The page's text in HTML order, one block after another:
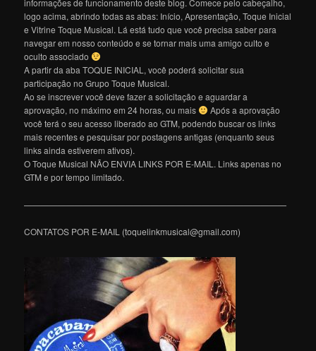
informações de funcionamento deste blog. Comece pelo cabeçalho,
logo acima, abrindo todas as abas: Início, Apresentação, Toque Inicial
e Vitrine Toque Musical. Lá está tudo que você precisa saber para
navegar em nosso conteúdo e se tornar mais uma amigo culto e
oculto associado
A partir da aba TOQUE INICIAL, você poderá solicitar sua
participação no Grupo Toque Musical.
Ao se inscrever você deve fazer a solicitação e aguardar a
aprovação, no máximo em 24 horas, ou mais
Após a aprovação
você terá o seu acesso liberado ao GTM, podendo buscar os links
mais recentes e pesquisar por postagens antigas (enquanto seus
links ainda estiverem ativos).
O Toque Musical NÃO ENVIA LINKS POR E-MAIL. Links apenas no
GTM e por tempo limitado.
———————————————————————————————
CONTATOS POR E-MAIL (toquelinkmusical@gmail.com)